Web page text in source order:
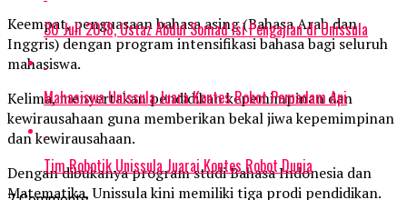
Keempat, penguasaan bahasa asing (Bahasa Arab dan
Inggris) dengan program intensifikasi bahasa bagi seluruh
mahasiswa.
Kelima, menyertakan pendidikan kepemimpinan dan
kewirausahaan guna memberikan bekal jiwa kepemimpinan
dan kewirausahaan.
Dengan dibukanya program studi Bahasa Indonesia dan
Matematika, Unissula kini memiliki tiga prodi pendidikan.
30 Juli 2018, Ustaz Abdul Somad Isi Pengajian di Unissula
Mahasiswa Unissula Juara Kontes Robot Pemadam Api
Tim Robotik Unissula Juarai Kontes Robot Dunia